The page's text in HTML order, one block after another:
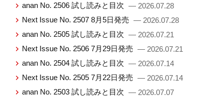
anan No. 2506 試し読みと目次 — 2026.07.28
Next Issue No. 2507 8月5日発売 — 2026.07.28
anan No. 2505 試し読みと目次 — 2026.07.21
Next Issue No. 2506 7月29日発売 — 2026.07.21
anan No. 2504 試し読みと目次 — 2026.07.14
Next Issue No. 2505 7月22日発売 — 2026.07.14
anan No. 2503 試し読みと目次 — 2026.07.07